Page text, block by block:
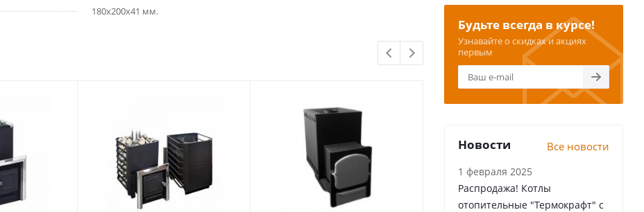
180х200х41 мм.
Будьте всегда в курсе!
Узнавайте о скидках и акциях
первым
Новости Все новости
1 февраля 2025
Распродажа! Котлы
отопительные "Термокрафт" с